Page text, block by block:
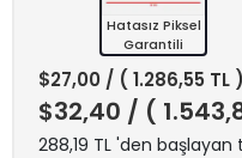
Hatasız Piksel
Garantili
$27,00 / ( 1.286,55 TL
$32,40 / (
288,19 TL 'den başlayan